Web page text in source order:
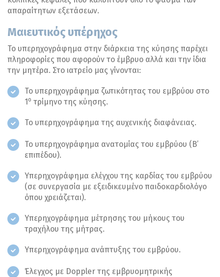
απαραίτητων εξετάσεων.
Μαιευτικός υπέρηχος
Το υπερηχογράφημα στην διάρκεια της κύησης παρέχει
πληροφορίες που αφορούν το έμβρυο αλλά και την ίδια
την μητέρα. Στο ιατρείο μας γίνονται:
Το υπερηχογράφημα ζωτικότητας του εμβρύου στο
1 ο τρίμηνο της κύησης.
Το υπερηχογράφημα της αυχενικής διαφάνειας.
Το υπερηχογράφημα ανατομίας του εμβρύου (Β’
επιπέδου).
Υπερηχογράφημα ελέγχου της καρδίας του εμβρύου
(σε συνεργασία με εξειδικευμένο παιδοκαρδιολόγο
όπου χρειάζεται).
Υπερηχογράφημα μέτρησης του μήκους του
τραχήλου της μήτρας.
Υπερηχογράφημα ανάπτυξης του εμβρύου.
Έλεγχος με Doppler της εμβρυομητρικής